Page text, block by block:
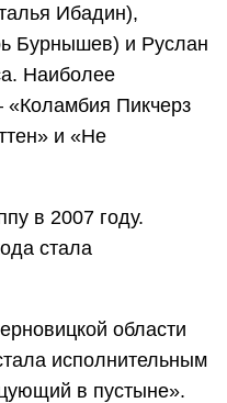
Ибадин),
Бурнышев) и Руслан
Наиболее
«Коламбия Пикчерз
и «Не
в 2007 году.
стала
области
исполнительным
в пустыне».